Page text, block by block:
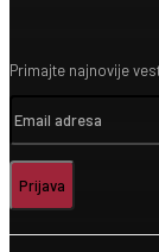
Primajte najnovije
Prijava